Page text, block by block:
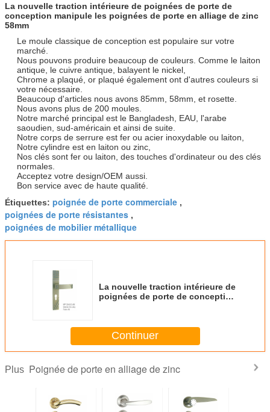
La nouvelle traction intérieure de poignées de porte de
conception manipule les poignées de porte en alliage de zinc
58mm
Le moule classique de conception est populaire sur votre
marché.
Nous pouvons produire beaucoup de couleurs. Comme le laiton
antique, le cuivre antique, balayent le nickel,
Chrome a plaqué, or plaqué également ont d'autres couleurs si
votre nécessaire.
Beaucoup d'articles nous avons 85mm, 58mm, et rosette.
Nous avons plus de 200 moules.
Notre marché principal est le Bangladesh, EAU, l'arabe
saoudien, sud-américain et ainsi de suite.
Notre corps de serrure est fer ou acier inoxydable ou laiton,
Notre cylindre est en laiton ou zinc,
Nos clés sont fer ou laiton, des touches d'ordinateur ou des clés
normales.
Acceptez votre design/OEM aussi.
Bon service avec de haute qualité.
Étiquettes: poignée de porte commerciale ,
poignées de porte résistantes ,
poignées de mobilier métallique
La nouvelle traction intérieure de
poignées de porte de conception
Continuer
Plus Poignée de porte en alliage de zinc